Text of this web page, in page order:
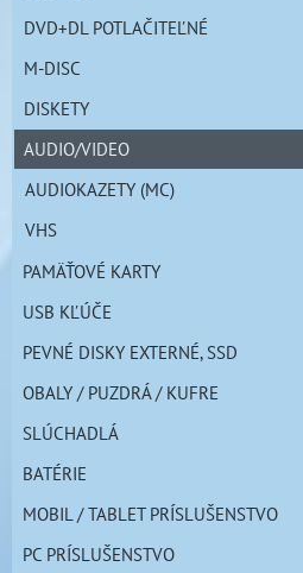
DVD+DL POTLAČITEĽNÉ
M-DISC
DISKETY
AUDIO/VIDEO
AUDIOKAZETY (MC)
VHS
PAMÄŤOVÉ KARTY
USB KĽÚČE
PEVNÉ DISKY EXTERNÉ, SSD
OBALY / PUZDRÁ / KUFRE
SLÚCHADLÁ
BATÉRIE
MOBIL / TABLET PRÍSLUŠENSTVO
PC PRÍSLUŠENSTVO